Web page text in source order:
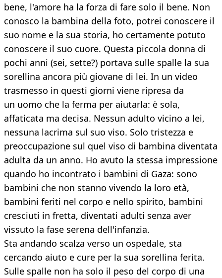
bene, l'amore ha la forza di fare solo il bene. Non
conosco la bambina della foto, potrei conoscere il
suo nome e la sua storia, ho certamente potuto
conoscere il suo cuore. Questa piccola donna di
pochi anni (sei, sette?) portava sulle spalle la sua
sorellina ancora più giovane di lei. In un video
trasmesso in questi giorni viene ripresa da
un uomo che la ferma per aiutarla: è sola,
affaticata ma decisa. Nessun adulto vicino a lei,
nessuna lacrima sul suo viso. Solo tristezza e
preoccupazione sul quel viso di bambina diventata
adulta da un anno. Ho avuto la stessa impressione
quando ho incontrato i bambini di Gaza: sono
bambini che non stanno vivendo la loro età,
bambini feriti nel corpo e nello spirito, bambini
cresciuti in fretta, diventati adulti senza aver
vissuto la fase serena dell'infanzia.
Sta andando scalza verso un ospedale, sta
cercando aiuto e cure per la sua sorellina ferita.
Sulle spalle non ha solo il peso del corpo di una